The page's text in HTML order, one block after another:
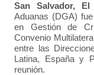
San Salvador, El
Aduanas (DGA)
en Gestión de
Convenio
entre las
Latina, España y
reunión.